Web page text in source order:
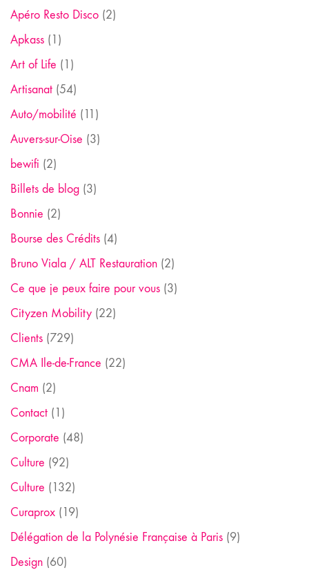
Apéro Resto Disco (2)
Apkass (1)
Art of Life (1)
Artisanat (54)
Auto/mobilité (11)
Auvers-sur-Oise (3)
bewifi (2)
Billets de blog (3)
Bonnie (2)
Bourse des Crédits (4)
Bruno Viala / ALT Restauration (2)
Ce que je peux faire pour vous (3)
Cityzen Mobility (22)
Clients (729)
CMA Ile-de-France (22)
Cnam (2)
Contact (1)
Corporate (48)
Culture (92)
Culture (132)
Curaprox (19)
Délégation de la Polynésie Française à Paris (9)
Design (60)